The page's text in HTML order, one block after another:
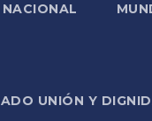
NACIONAL
UNIÓN Y